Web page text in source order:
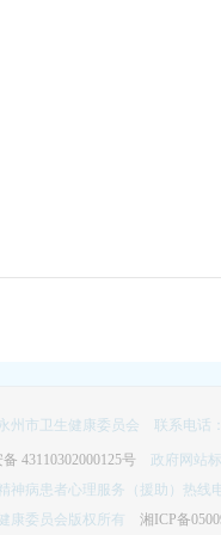
州市卫生健康委员会 联系电话
43110302000125号 政府网站标
神病患者心理服务（援助）热线
康委员会版权所有 湘ICP备